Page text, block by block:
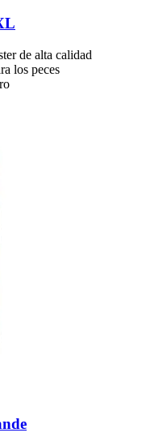
de alta calidad
los peces